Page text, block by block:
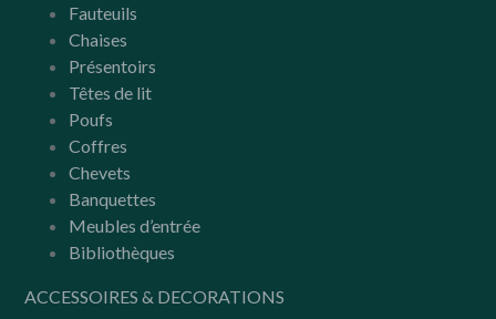
Fauteuils
Chaises
Présentoirs
Têtes de lit
Poufs
Coffres
Chevets
Banquettes
Meubles d’entrée
Bibliothèques
ACCESSOIRES & DECORATIONS